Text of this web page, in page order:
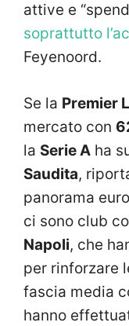
attive e
soprattutto
Feyenoord.
Se la Premier
mercato con
la Serie A ha
Saudita,
panorama
ci sono club
Napoli, che
per rinforzare
fascia media
hanno